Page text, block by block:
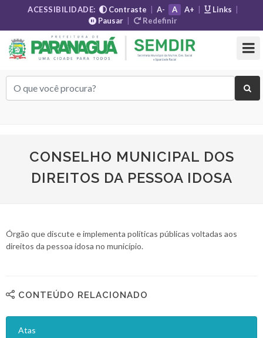
ACESSIBILIDADE: Contraste A- A A+ Links
Pausar
Redefinir
CONSELHO MUNICIPAL DOS
DIREITOS DA PESSOA IDOSA
Órgão que discute e implementa políticas públicas voltadas aos
direitos da pessoa idosa no município.
CONTEÚDO RELACIONADO
Atas